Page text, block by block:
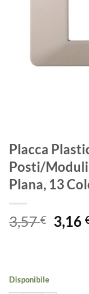
Placca
Posti/
Plana, 13
3,57€ Il
prezzo
3,16
Disponibile